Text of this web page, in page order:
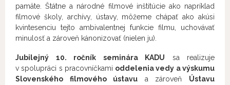
pamäte. Štátne a národné filmové inštitúcie ako napríklad
filmové školy, archívy, ústavy, môžeme chápať ako akúsi
kvintesenciu tejto ambivalentnej funkcie filmu, uchovávať
minulosť a zároveň kánonizovať (nielen ju).
Jubilejný 10. ročník seminára KADU sa realizuje
v spolupráci s pracovníčkami oddelenia vedy a výskumu
Slovenského filmového ústavu a zároveň Ústavu